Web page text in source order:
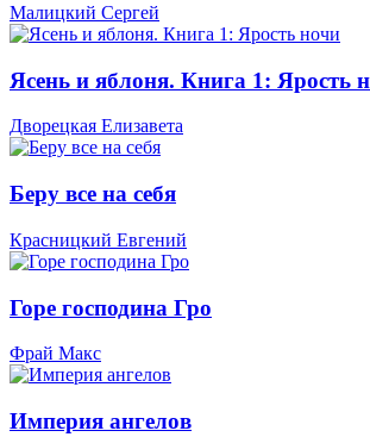
Малицкий Сергей
Ясень и яблоня. Книга 1: Ярость
Дворецкая Елизавета
Беру все на себя
Красницкий Евгений
Горе господина Гро
Фрай Макс
Империя ангелов